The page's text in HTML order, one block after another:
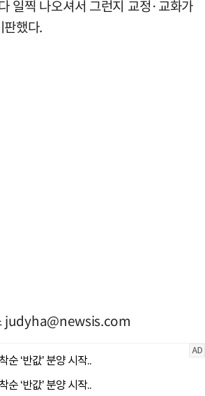
일찍 나오셔서 그런지 교정·교화가
했다.
judyha@newsis.com